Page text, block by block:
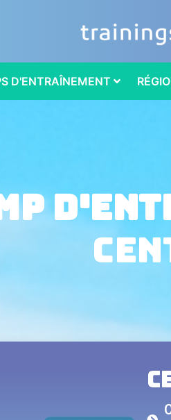
D'ENTRAÎNEMENT